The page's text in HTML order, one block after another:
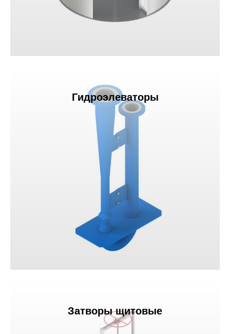
Гидроэлеваторы
Затворы щитовые